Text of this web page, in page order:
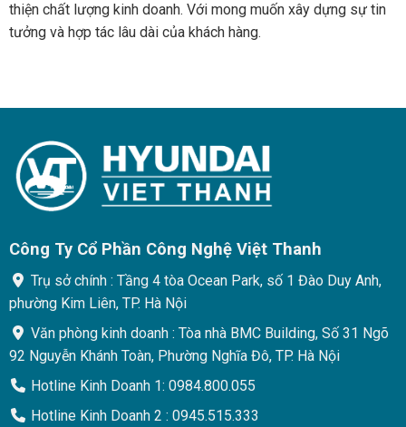
thiện chất lượng kinh doanh. Với mong muốn xây dựng sự tin
tưởng và hợp tác lâu dài của khách hàng.
Công Ty Cổ Phần Công Nghệ Việt Thanh
Trụ sở chính : Tầng 4 tòa Ocean Park, số 1 Đào Duy Anh,
phường Kim Liên, TP. Hà Nội
Văn phòng kinh doanh : Tòa nhà BMC Building, Số 31 Ngõ
92 Nguyễn Khánh Toàn, Phường Nghĩa Đô, TP. Hà Nội
Hotline Kinh Doanh 1: 0984.800.055
Hotline Kinh Doanh 2 : 0945.515.333